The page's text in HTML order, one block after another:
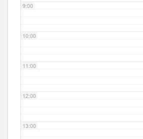
9:00
10:00
11:00
12:00
13:00